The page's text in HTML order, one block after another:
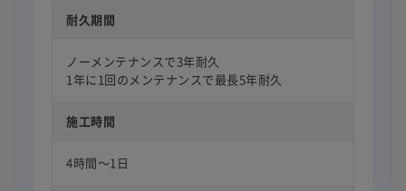
耐久期間
ノーメンテナンスで3年耐久
1年に1回のメンテナンスで最長5年耐久
施工時間
4時間〜1日